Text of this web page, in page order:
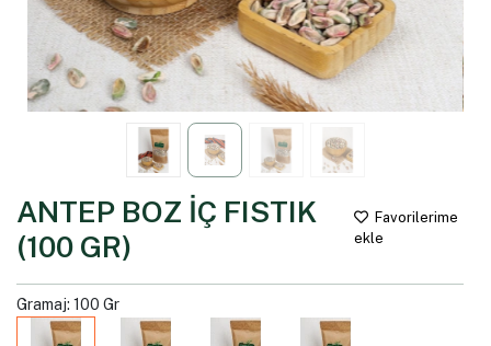
ANTEP BOZ İÇ FISTIK
(100 GR)
Favorilerime
ekle
Gramaj: 100 Gr